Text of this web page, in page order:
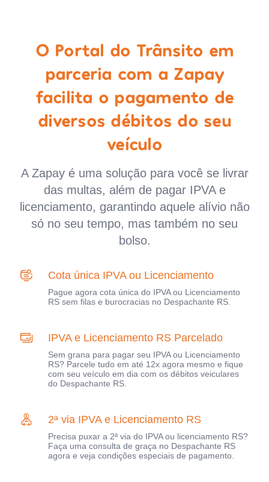
O Portal do Trânsito em
parceria com a Zapay
facilita o pagamento de
diversos débitos do seu
veículo
A Zapay é uma solução para você se livrar
das multas, além de pagar IPVA e
licenciamento, garantindo aquele alívio não
só no seu tempo, mas também no seu
bolso.
Cota única IPVA ou Licenciamento
Pague agora cota única do IPVA ou Licenciamento
RS sem filas e burocracias no Despachante RS.
IPVA e Licenciamento RS Parcelado
Sem grana para pagar seu IPVA ou Licenciamento
RS? Parcele tudo em até 12x agora mesmo e fique
com seu veículo em dia com os débitos veiculares
do Despachante RS.
2ª via IPVA e Licenciamento RS
Precisa puxar a 2ª via do IPVA ou licenciamento RS?
Faça uma consulta de graça no Despachante RS
agora e veja condições especiais de pagamento.